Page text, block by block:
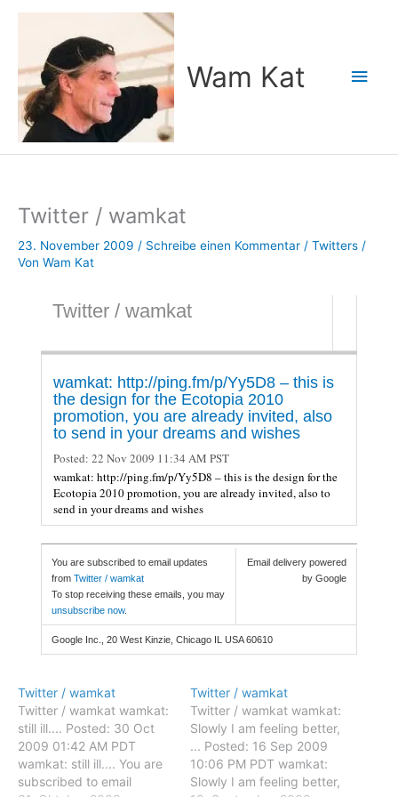
Wam Kat
Twitter / wamkat
23. November 2009 / Schreibe einen Kommentar / Twitters /
Von Wam Kat
Twitter / wamkat
wamkat: http://ping.fm/p/Yy5D8 – this is
the design for the Ecotopia 2010
promotion, you are already invited, also
to send in your dreams and wishes
Posted: 22 Nov 2009 11:34 AM PST
wamkat: http://ping.fm/p/Yy5D8 – this is the design for the
Ecotopia 2010 promotion, you are already invited, also to
send in your dreams and wishes
You are subscribed to email updates
from Twitter / wamkat
To stop receiving these emails, you may
unsubscribe now.
Email delivery powered
by Google
Google Inc., 20 West Kinzie, Chicago IL USA 60610
Twitter / wamkat
Twitter / wamkat wamkat:
still ill.... Posted: 30 Oct
2009 01:42 AM PDT
wamkat: still ill.... You are
subscribed to email
Twitter / wamkat
Twitter / wamkat wamkat:
Slowly I am feeling better,
... Posted: 16 Sep 2009
10:06 PM PDT wamkat:
Slowly I am feeling better,